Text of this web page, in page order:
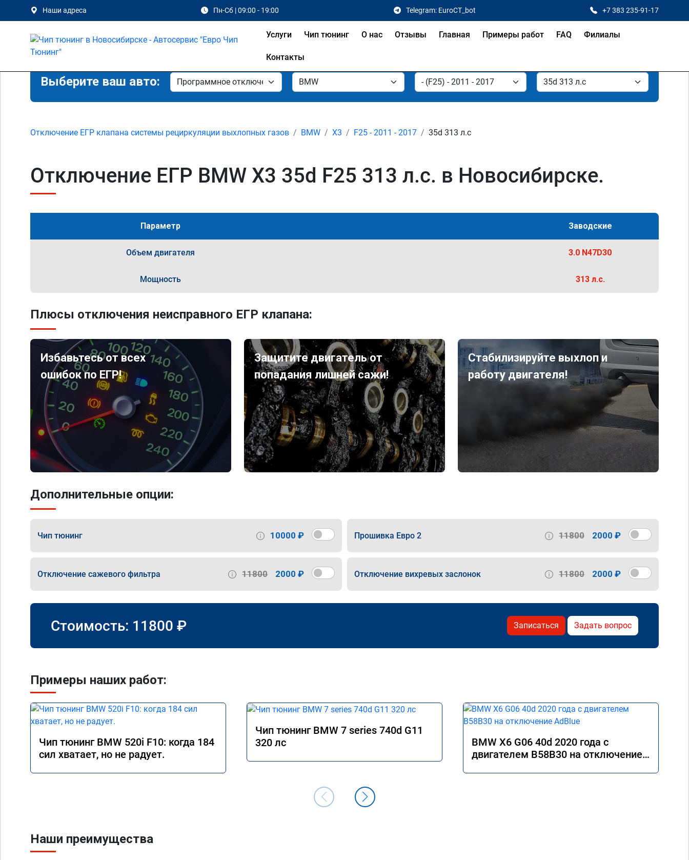
Наши адреса Пн-Сб | 09:00 - 19:00 Telegram: EuroCT_bot +7 383 235-91-17
Услуги Чип тюнинг О нас Отзывы Главная Примеры работ FAQ Филиалы
Контакты
Выберите ваш авто:
Отключение ЕГР клапана системы рециркуляции выхлопных газов BMW X3 F25 - 2011 - 2017 35d 313 л.с
Отключение ЕГР BMW X3 35d F25 313 л.с. в Новосибирске.
Параметр Заводские
Объем двигателя 3.0 N47D30
Мощность 313 л.с.
Плюсы отключения неисправного ЕГР клапана:
Избавьтесь от всех
ошибок по ЕГР!
Защитите двигатель от
попадания лишней сажи!
Стабилизируйте выхлоп и
работу двигателя!
Дополнительные опции:
Чип тюнинг 10000 ₽ Прошивка Евро 2 11800 2000 ₽
Отключение сажевого фильтра 11800 2000 ₽ Отключение вихревых заслонок 11800 2000 ₽
Стоимость: 11800 ₽ Записаться Задать вопрос
Примеры наших работ:
Чип тюнинг BMW 520i F10: когда 184
сил хватает, но не радует.
Чип тюнинг BMW 7 series 740d G11
320 лс
BMW X6 G06 40d 2020 года с
двигателем B58B30 на отключение
Наши преимущества